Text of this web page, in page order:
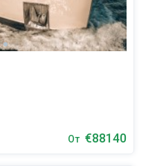
От €88140